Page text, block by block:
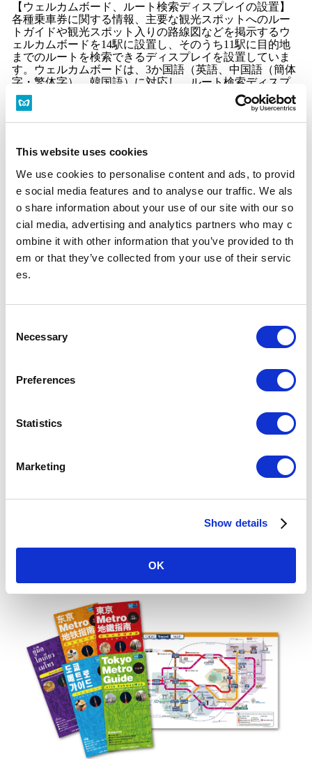
This website uses cookies
We use cookies to personalise content and ads, to provid
e social media features and to analyse our traffic. We als
o share information about your use of our site with our so
cial media, advertising and analytics partners who may c
ombine it with other information that you’ve provided to th
em or that they’ve collected from your use of their servic
es.
Necessary
Preferences
Statistics
Marketing
Show details
OK
【ウェルカムボード、ルート検索ディスプレイの設置】
各種乗車券に関する情報、主要な観光スポットへのルー
トガイドや観光スポット入りの路線図などを掲示するウ
ェルカムボードを14駅に設置し、そのうち11駅に目的地
までのルートを検索できるディスプレイを設置していま
す。ウェルカムボードは、 3か国語（英語、中国語（簡体
字・繁体字）、韓国語）に対応し、ルート検索ディスプ
レイは、
か国語（日本語、英語、中国語（簡体字・繁体
字）、韓国語、タイ語、フランス語、スペイン語）に対
応しています。
【SNSを活用した取組】
当社沿線の魅力や当社に関する情報を世界の方々に配信
Facebookや
を活用した情報配信を行っ
ています。配信内容は、日本文化、季節限定情報、ポッ
プカルチャー、グルメ、当社のサービス情報などのカテ
ゴリー別に配信をしています。現在、6か国語（英語、中
国語（簡体字・繁体字）、韓国語、タイ語、インドネシ
ア語、ベトナム語）にて配信をし、フォロワー数は計約3
5万人となっています。
を活用した情報配信にも取り組んでいます。「TOKYO8
の'街' 、茶道、剣術などの'文化' 、また、鮨、ラーメン、
焼き鳥などの'食' といった、東京の魅力を詰め込んだ動画
い、8Ｋカメラにて撮影した動画は臨場感あふれるものと
なっています。この動画はYouTubeへ公開後、約1ヵ月で1,
URL：https://www.youtube.com/watch?v=EMxWOSg-1OI
（制作者）東京メトロ、永川優樹（えいかわ・ゆうき）
」の購入方法や利用方法
をご紹介する、訪日外国人のお客様向けの動画も制作
ウント「Tokyo Metro Co.,Ltd.」（URL：https://www.youtub